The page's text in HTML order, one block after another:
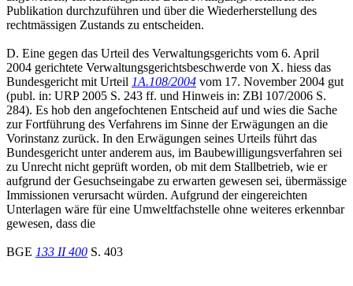
Publikation durchzuführen und über die Wiederherstellung des
rechtmässigen Zustands zu entscheiden.
D. Eine gegen das Urteil des Verwaltungsgerichts vom 6. April
2004 gerichtete Verwaltungsgerichtsbeschwerde von X. hiess das
Bundesgericht mit Urteil 1A.108/2004 vom 17. November 2004 gut
(publ. in: URP 2005 S. 243 ff. und Hinweis in: ZBl 107/2006 S.
284). Es hob den angefochtenen Entscheid auf und wies die Sache
zur Fortführung des Verfahrens im Sinne der Erwägungen an die
Vorinstanz zurück. In den Erwägungen seines Urteils führt das
Bundesgericht unter anderem aus, im Baubewilligungsverfahren sei
zu Unrecht nicht geprüft worden, ob mit dem Stallbetrieb, wie er
aufgrund der Gesuchseingabe zu erwarten gewesen sei, übermässige
Immissionen verursacht würden. Aufgrund der eingereichten
Unterlagen wäre für eine Umweltfachstelle ohne weiteres erkennbar
gewesen, dass die
BGE 133 II 400 S. 403